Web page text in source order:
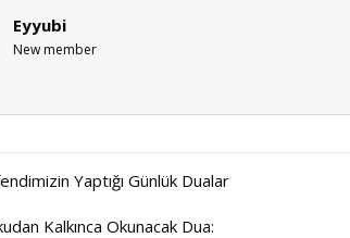
Eyyubi
New member
Yaptığı Günlük Dualar
Kalkınca Okunacak Dua: